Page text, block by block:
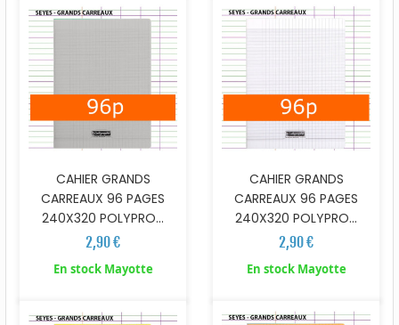
CAHIER GRANDS
CARREAUX 96 PAGES
240X320 POLYPRO...
2,90 €
En stock Mayotte
CAHIER GRANDS
CARREAUX 96 PAGES
240X320 POLYPRO...
2,90 €
En stock Mayotte